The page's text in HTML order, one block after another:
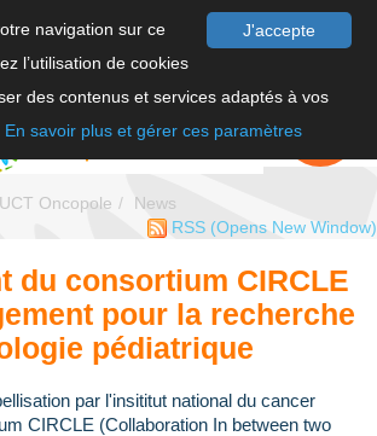
J'accepte
navigation sur ce
l’utilisation de cookies
des contenus et services adaptés à vos
En savoir plus et gérer ces paramètres
FAIRE UN
DON
Oncopole
News
RSS (Opens New Window)
du consortium CIRCLE
pour la recherche
pédiatrique
par l'insititut national du cancer
CIRCLE (Collaboration In between two